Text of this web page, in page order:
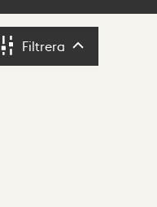
Filtrera Filtrera